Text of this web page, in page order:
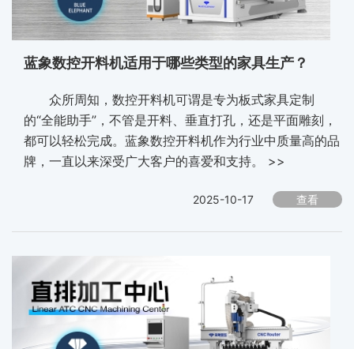
蓝象数控开料机适用于哪些类型的家具生产？
众所周知，数控开料机可谓是专为板式家具定制
的“全能助手”，不管是开料、垂直打孔，还是平面雕刻，
都可以轻松完成。蓝象数控开料机作为行业中质量高的品
牌，一直以来深受广大客户的喜爱和支持。 >>
2025-10-17 查看